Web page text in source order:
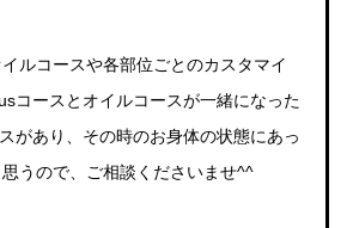
ルコースや各部位ごとのカスタマイ
コースとオイルコースが一緒になった
があり、その時のお身体の状態にあっ
うので、ご相談くださいませ^^